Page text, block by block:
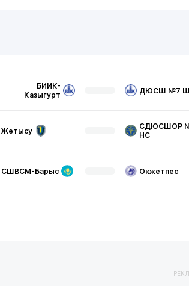
БИИК-
Казыгурт
ДЮСШ №7
Жетысу
СДЮСШОР
НС
СШВСМ-Барыс Окжетпес